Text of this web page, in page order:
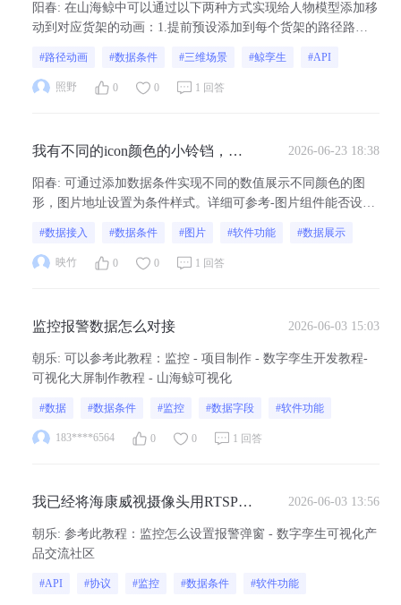
货架编号，给系统小人添加移动到
阳春: 在山海鲸中可以通过以下两种方式实现给人物模型添加移
动到对应货架的动画：1.提前预设添加到每个货架的路径路
径动画 - 项目制作 - 数字孪生开发教程-可视化大屏制作教程 -
山海鲸可视化2.如果不考虑更细致的动画，只需要位置对应。
#路径动画 #数据条件 #三维场景 #鲸孪生 #API
照野 0 0 1 回答
我有不同的icon颜色的小铃铛，想
可以接入icon图例吗？
2026-06-23 18:38
阳春: 可通过添加数据条件实现不同的数值展示不同颜色的图
形，图片地址设置为条件样式。详细可参考-图片组件能否设置
达标显示哭脸图）？ - 数字孪生可视化产品交流社区
#数据接入 #数据条件 #图片 #软件功能 #数据展示
映竹 0 0 1 回答
监控报警数据怎么对接 2026-06-03 15:03
朝乐: 可以参考此教程：监控 - 项目制作 - 数字孪生开发教程-
可视化大屏制作教程 - 山海鲸可视化
#数据 #数据条件 #监控 #数据字段 #软件功能
183****6564 0 0 1 回答
我已经将海康威视摄像头用RTSP协
里面有报警功能的算法 RTSP协议
测到区域入侵然后报警 我现在想要
2026-06-03 13:56
朝乐: 参考此教程：监控怎么设置报警弹窗 - 数字孪生可视化产
品交流社区
#API #协议 #监控 #数据条件 #软件功能